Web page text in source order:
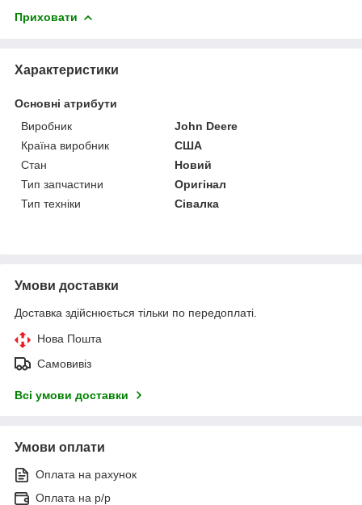
Приховати
Характеристики
Основні атрибути
Виробник
John Deere
Країна виробник
США
Стан
Новий
Тип запчастини
Оригінал
Тип техніки
Сівалка
Умови доставки
Доставка здійснюється тільки по передоплаті.
Нова Пошта
Самовивіз
Всі умови доставки
Умови оплати
Оплата на рахунок
Оплата на р/р